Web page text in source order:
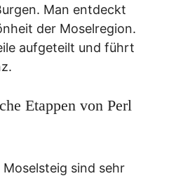
Man entdeckt
der Moselregion.
aufgeteilt und führt
Etappen von Perl
sind sehr